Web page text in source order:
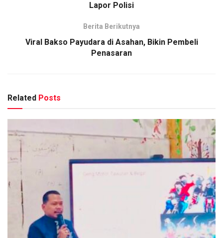
Lapor Polisi
Berita Berikutnya
Viral Bakso Payudara di Asahan, Bikin Pembeli
Penasaran
Related Posts